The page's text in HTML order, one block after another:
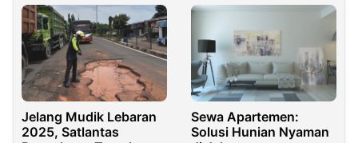
Jelang Mudik Lebaran
2025, Satlantas
Sewa Apartemen:
Solusi Hunian Nyaman